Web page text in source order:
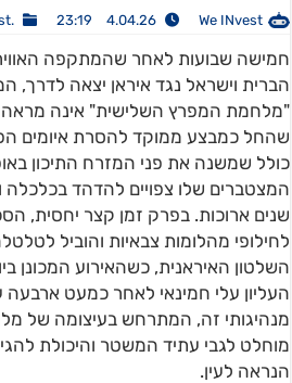
We INvest
4.04.26 23:19
.WALL st
חמישה שבועות לאחר שהמתקפה
הברית וישראל נגד איראן יצאה לדרך,
"מלחמת המפרץ השלישית" אינה מראה
שהחל כמבצע ממוקד להסרת איומים
כולל שמשנה את פני המזרח התיכון
המצטברים שלו צפויים להדהד בכלכלה
שנים ארוכות. בפרק זמן קצר יחסית,
לחילופי מהלומות צבאיות והוביל
השלטון האיראנית, כשהאירוע המכונן
העליון עלי חמינאי לאחר כמעט ארבעה
מנהיגותי זה, המתרחש בעיצומה של
מוחלט לגבי עתיד המשטר והיכולת
הנראה לעין.